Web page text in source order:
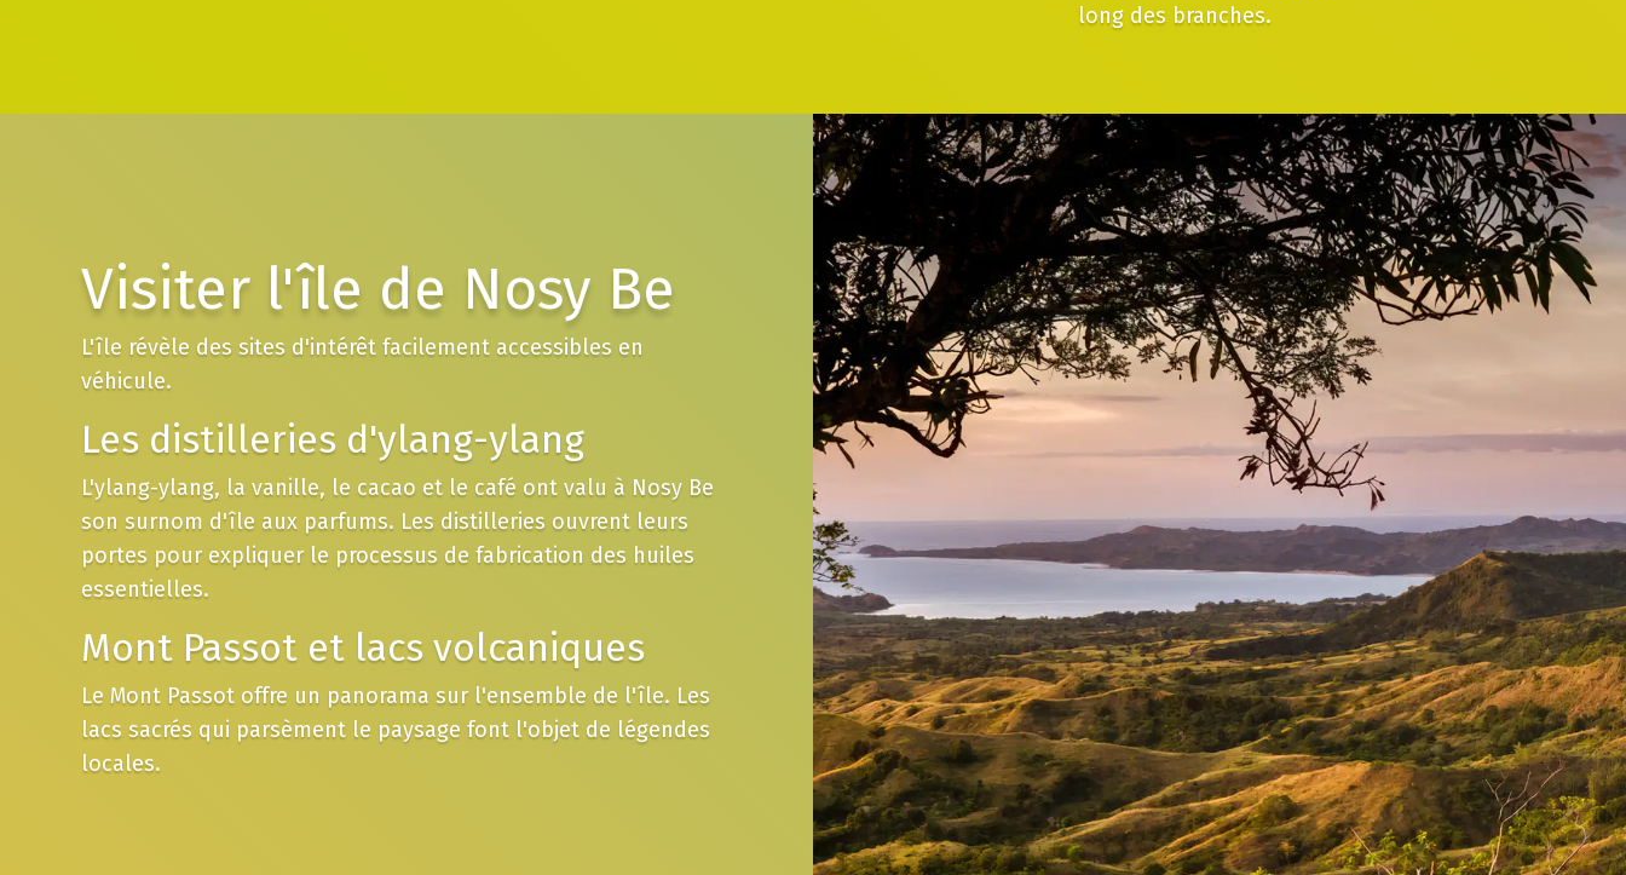
long des branches.
Visiter l'île de Nosy Be
L'île révèle des sites d'intérêt facilement accessibles en
véhicule.
Les distilleries d'ylang-ylang
L'ylang-ylang, la vanille, le cacao et le café ont valu à Nosy Be
son surnom d'île aux parfums. Les distilleries ouvrent leurs
portes pour expliquer le processus de fabrication des huiles
essentielles.
Mont Passot et lacs volcaniques
Le Mont Passot offre un panorama sur l'ensemble de l'île. Les
lacs sacrés qui parsèment le paysage font l'objet de légendes
locales.